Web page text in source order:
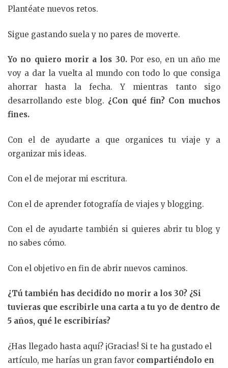
Plantéate nuevos retos.
Sigue gastando suela y no pares de moverte.
Yo no quiero morir a los 30.Por eso, en un año me
voy a dar la vuelta al mundo con todo lo que consiga
ahorrar hasta la fecha. Y mientras tanto sigo
desarrollando este blog. ¿Con qué fin? Con muchos
fines.
Con el de ayudarte a que organices tu viaje y a
organizar mis ideas.
Con el de mejorar mi escritura.
Con el de aprender fotografía de viajes y blogging.
Con el de ayudarte también si quieres abrir tu blog y
no sabes cómo.
Con el objetivo en fin de abrir nuevos caminos.
¿Tú también has decidido no morir a los 30? ¿Si
tuvieras que escribirle una carta a tu yo de dentro de
5 años, qué le escribirías?
¿Has llegado hasta aquí? ¡Gracias! Si te ha gustado el
artículo, me harías un gran favor compartiéndolo en